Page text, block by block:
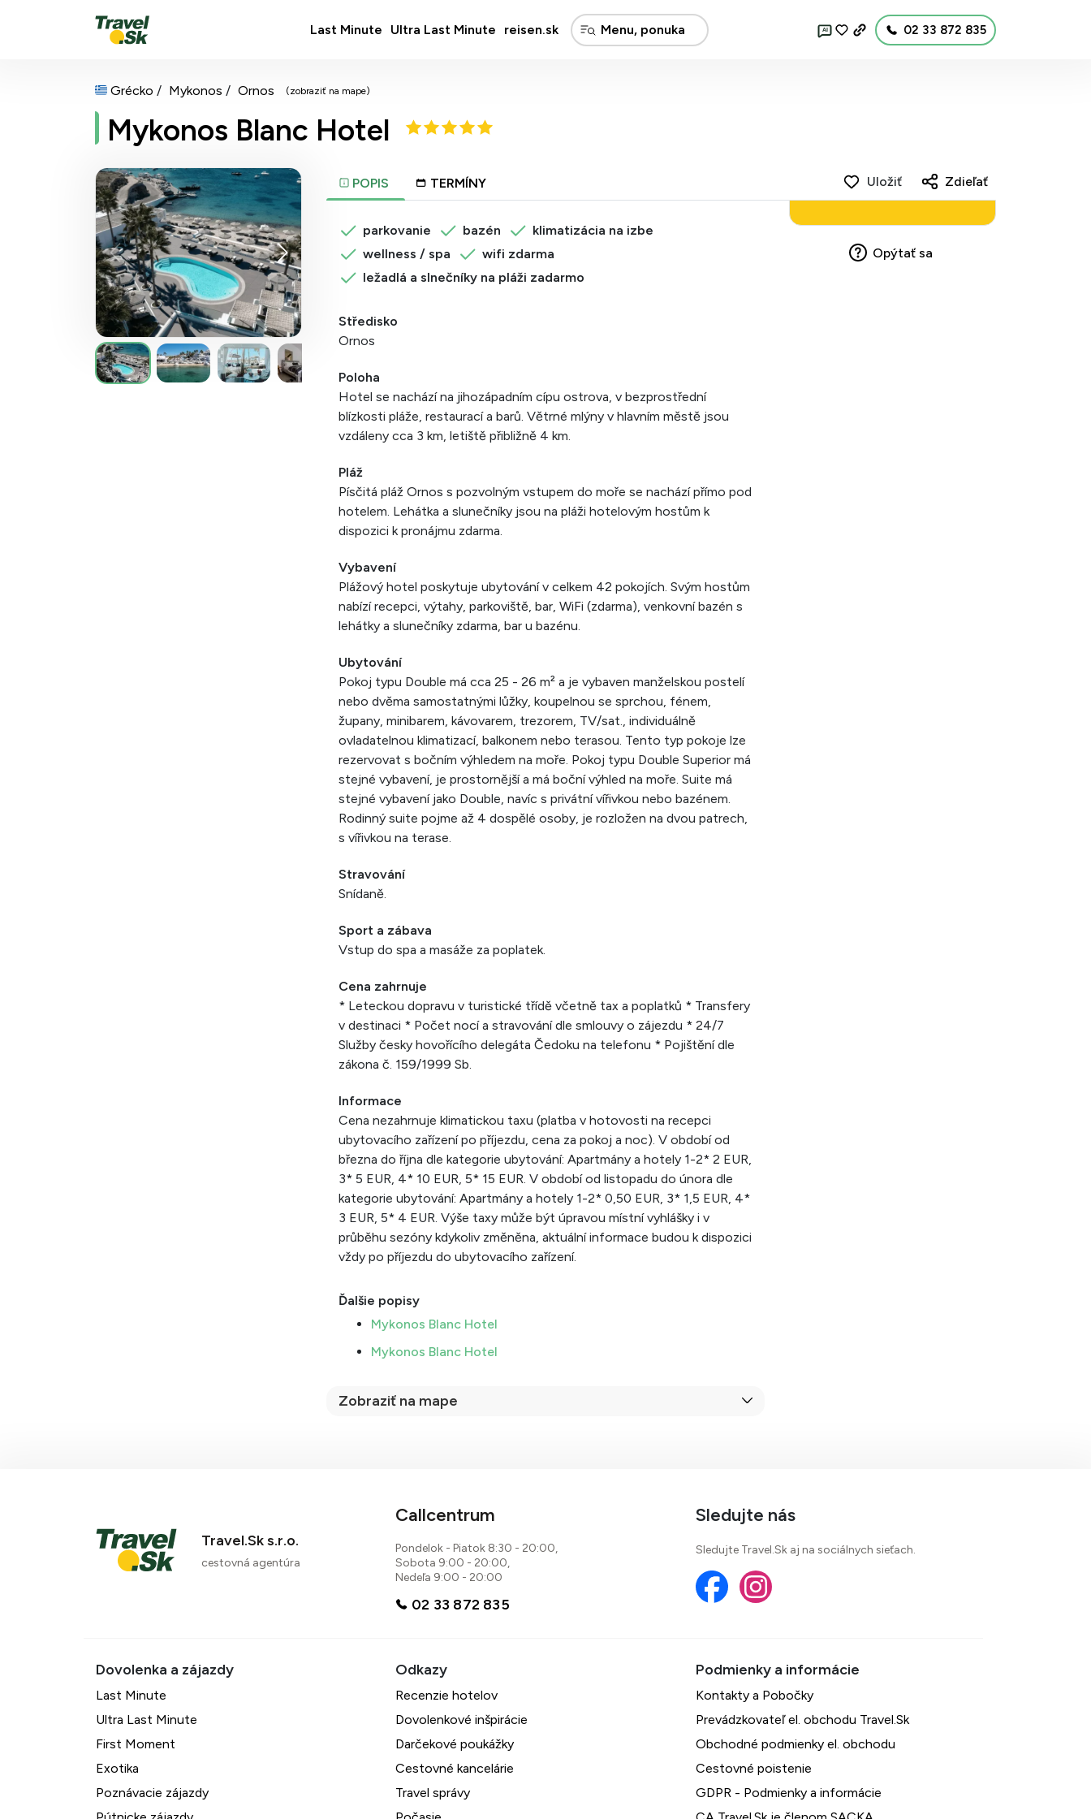
Last Minute Ultra Last Minute reisen.sk AI 02 33 872 835
Grécko Mykonos Ornos (zobraziť na mape)
Mykonos Blanc Hotel
POPIS TERMÍNY
parkovanie bazén
klimatizácia na izbe
wellness / spa
wifi zdarma
ležadlá a slnečníky na pláži zadarmo
Středisko
Ornos
Poloha
Hotel se nachází na jihozápadním cípu ostrova, v bezprostřední
blízkosti pláže, restaurací a barů. Větrné mlýny v hlavním městě jsou
vzdáleny cca 3 km, letiště přibližně 4 km.
Pláž
Písčitá pláž Ornos s pozvolným vstupem do moře se nachází přímo pod
hotelem. Lehátka a slunečníky jsou na pláži hotelovým hostům k
dispozici k pronájmu zdarma.
Vybavení
Plážový hotel poskytuje ubytování v celkem 42 pokojích. Svým hostům
nabízí recepci, výtahy, parkoviště, bar, WiFi (zdarma), venkovní bazén s
lehátky a slunečníky zdarma, bar u bazénu.
Ubytování
Pokoj typu Double má cca 25 - 26 m² a je vybaven manželskou postelí
nebo dvěma samostatnými lůžky, koupelnou se sprchou, fénem,
župany, minibarem, kávovarem, trezorem, TV/sat., individuálně
ovladatelnou klimatizací, balkonem nebo terasou. Tento typ pokoje lze
rezervovat s bočním výhledem na moře. Pokoj typu Double Superior má
stejné vybavení, je prostornější a má boční výhled na moře. Suite má
stejné vybavení jako Double, navíc s privátní vířivkou nebo bazénem.
Rodinný suite pojme až 4 dospělé osoby, je rozložen na dvou patrech,
s vířivkou na terase.
Stravování
Snídaně.
Sport a zábava
Vstup do spa a masáže za poplatek.
Cena zahrnuje
* Leteckou dopravu v turistické třídě včetně tax a poplatků * Transfery
v destinaci * Počet nocí a stravování dle smlouvy o zájezdu * 24/7
Služby česky hovořícího delegáta Čedoku na telefonu * Pojištění dle
zákona č. 159/1999 Sb.
Informace
Cena nezahrnuje klimatickou taxu (platba v hotovosti na recepci
ubytovacího zařízení po příjezdu, cena za pokoj a noc). V období od
března do října dle kategorie ubytování: Apartmány a hotely 1-2* 2 EUR,
3* 5 EUR, 4* 10 EUR, 5* 15 EUR. V období od listopadu do února dle
kategorie ubytování: Apartmány a hotely 1-2* 0,50 EUR, 3* 1,5 EUR, 4*
3 EUR, 5* 4 EUR. Výše taxy může být úpravou místní vyhlášky i v
průběhu sezóny kdykoliv změněna, aktuální informace budou k dispozici
vždy po příjezdu do ubytovacího zařízení.
Ďalšie popisy
Mykonos Blanc Hotel
Mykonos Blanc Hotel
Zobraziť na mape
Uložiť Zdieľať
Opýtať sa
Travel.Sk s.r.o.
cestovná agentúra
Callcentrum
Pondelok - Piatok 8:30 - 20:00,
Sobota 9:00 - 20:00,
Nedeľa 9:00 - 20:00
02 33 872 835
Sledujte nás
Sledujte Travel.Sk aj na sociálnych sieťach.
Last Minute
Ultra Last Minute
First Moment
Exotika
Poznávacie zájazdy
Recenzie hotelov
Dovolenkové inšpirácie
Darčekové poukážky
Cestovné kancelárie
Travel správy
Kontakty a Pobočky
Prevádzkovateľ el. obchodu Travel.Sk
Obchodné podmienky el. obchodu
Cestovné poistenie
GDPR - Podmienky a informácie